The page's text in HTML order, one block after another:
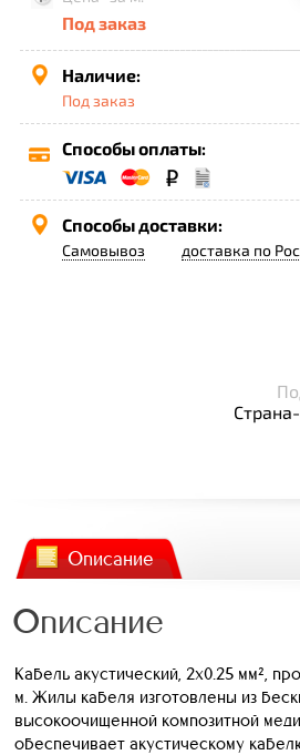
Под заказ
Наличие:
Под заказ
Способы оплаты:
Способы доставки:
Самовывоз доставка по
Описание
Описание
Кабель акустический, 2х0.25 мм²,
м. Жилы кабеля изготовлены из
высокоочищенной композитной
обеспечивает акустическому